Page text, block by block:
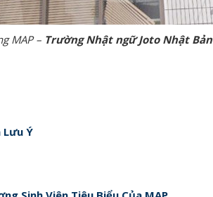
MAP – Trường Nhật ngữ Joto Nhật Bản
Lưu Ý